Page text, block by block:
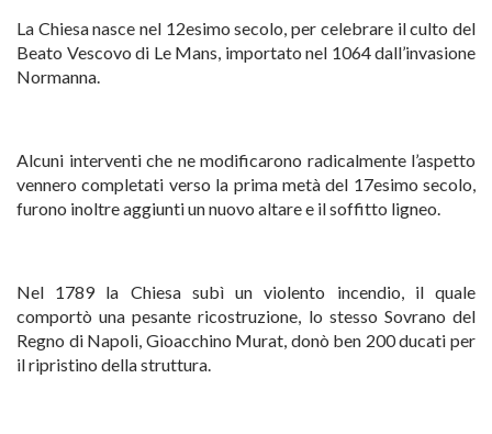
La Chiesa nasce nel 12esimo secolo, per celebrare il culto del
Beato Vescovo di Le Mans, importato nel 1064 dall’invasione
Normanna.
Alcuni interventi che ne modificarono radicalmente l’aspetto
vennero completati verso la prima metà del 17esimo secolo,
furono inoltre aggiunti un nuovo altare e il soffitto ligneo.
Nel 1789 la Chiesa subì un violento incendio, il quale
comportò una pesante ricostruzione, lo stesso Sovrano del
Regno di Napoli, Gioacchino Murat, donò ben 200 ducati per
il ripristino della struttura.